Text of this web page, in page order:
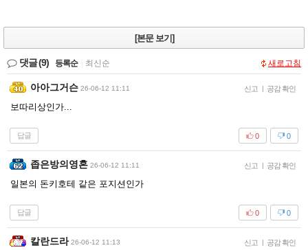
[본문 보기]
댓글(9) 등록순 최신순 새로고침
아아그거슨 26-06-12 11:11 신고 | 공감 확인
보따리상인가...
답글 0
0
좁은방의영혼 26-06-12 11:11 신고 | 공감 확인
일본의 돈키호테 같은 포지션인가
답글 0
0
칼란드라 26-06-12 11:13 신고 | 공감 확인